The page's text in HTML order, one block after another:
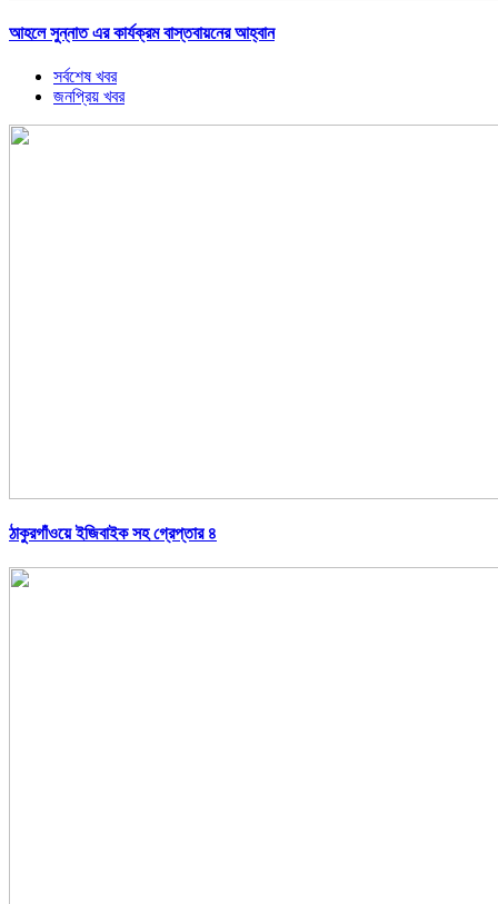
আহলে সুন্নাত এর কার্যক্রম বাস্তবায়নের আহ্বান
সর্বশেষ খবর
জনপ্রিয় খবর
ঠাকুরগাঁওয়ে ইজিবাইক সহ গ্রেপ্তার ৪